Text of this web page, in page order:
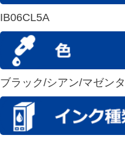
IB06CL5A
ブラック/シアン/マゼン